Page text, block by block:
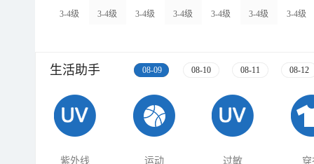
3-4级 3-4级 3-4级 3-4级 3-4级 3-4级 3-4级
生活助手 08-09 08-10 08-11 08-12
紫外线 运动 过敏 穿